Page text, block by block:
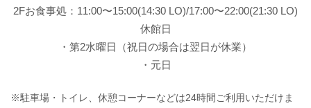
2Fお食事処：11:00〜15:00(14:30 LO)/17:00〜22:00(21:30 LO)
休館日
・第2水曜日（祝日の場合は翌日が休業）
・元日
※駐車場・トイレ、休憩コーナーなどは24時間ご利用いただけま